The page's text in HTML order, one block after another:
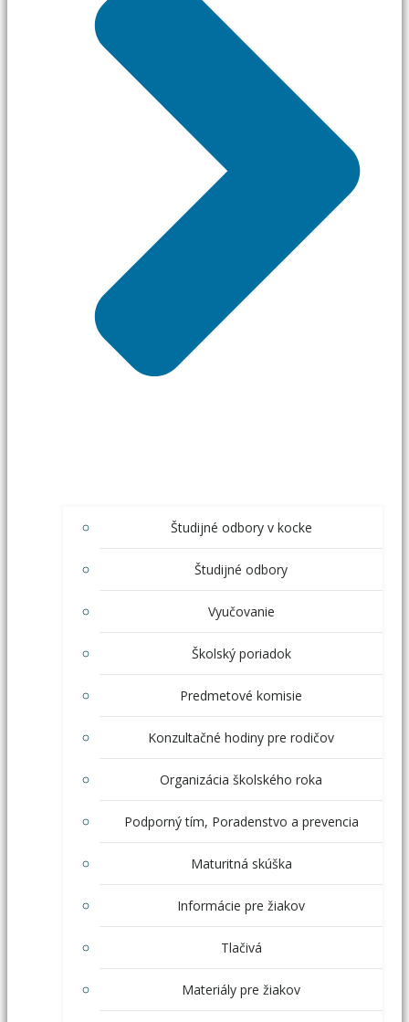
Študijné odbory v kocke
Študijné odbory
Vyučovanie
Školský poriadok
Predmetové komisie
Konzultačné hodiny pre rodičov
Organizácia školského roka
Podporný tím, Poradenstvo a prevencia
Maturitná skúška
Informácie pre žiakov
Tlačivá
Materiály pre žiakov